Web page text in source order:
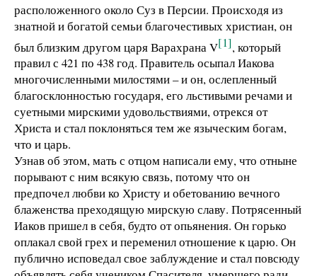
расположенного около Суз в Персии. Происходя из
знатной и богатой семьи благочестивых христиан, он
был близким другом царя Варахрана V[1], который
правил с 421 по 438 год. Правитель осыпал Иакова
многочисленными милостями – и он, ослепленный
благосклонностью государя, его льстивыми речами и
суетными мирскими удовольствиями, отрекся от
Христа и стал поклоняться тем же языческим богам,
что и царь.
Узнав об этом, мать с отцом написали ему, что отныне
порывают с ним всякую связь, потому что он
предпочел любви ко Христу и обетованию вечного
блаженства преходящую мирскую славу. Потрясенный
Иаков пришел в себя, будто от опьянения. Он горько
оплакал свой грех и переменил отношение к царю. Он
публично исповедал свое заблуждение и стал повсюду